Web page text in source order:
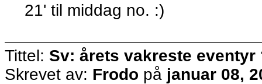
21' til middag no. :)
Tittel: Sv: årets vakreste eventyr
Skrevet av: Frodo på januar 08,